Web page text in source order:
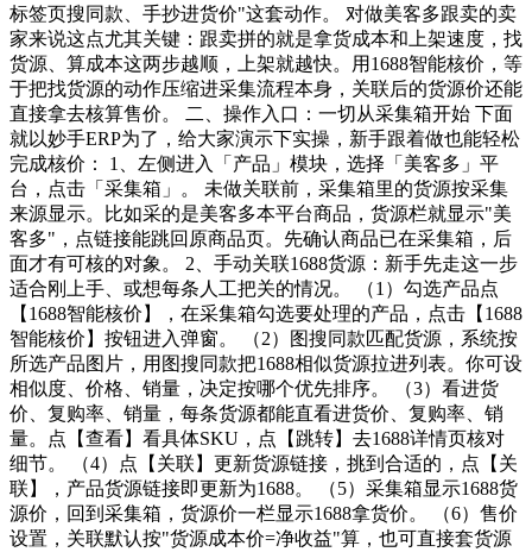
标签页搜同款、手抄进货价"这套动作。 对做美客多跟卖的卖
家来说这点尤其关键：跟卖拼的就是拿货成本和上架速度，找
货源、算成本这两步越顺，上架就越快。用1688智能核价，等
于把找货源的动作压缩进采集流程本身，关联后的货源价还能
直接拿去核算售价。 二、操作入口：一切从采集箱开始 下面
就以妙手ERP为了，给大家演示下实操，新手跟着做也能轻松
完成核价： 1、左侧进入「产品」模块，选择「美客多」平
台，点击「采集箱」。 未做关联前，采集箱里的货源按采集
来源显示。比如采的是美客多本平台商品，货源栏就显示"美
客多"，点链接能跳回原商品页。先确认商品已在采集箱，后
面才有可核的对象。 2、手动关联1688货源：新手先走这一步
适合刚上手、或想每条人工把关的情况。 （1）勾选产品点
【1688智能核价】，在采集箱勾选要处理的产品，点击【1688
智能核价】按钮进入弹窗。 （2）图搜同款匹配货源，系统按
所选产品图片，用图搜同款把1688相似货源拉进列表。你可设
相似度、价格、销量，决定按哪个优先排序。 （3）看进货
价、复购率、销量，每条货源都能直看进货价、复购率、销
量。点【查看】看具体SKU，点【跳转】去1688详情页核对
细节。 （4）点【关联】更新货源链接，挑到合适的，点【关
联】，产品货源链接即更新为1688。 （5）采集箱显示1688货
源价，回到采集箱，货源价一栏显示1688拿货价。 （6）售价
设置，关联默认按"货源成本价=净收益"算，也可直接套货源